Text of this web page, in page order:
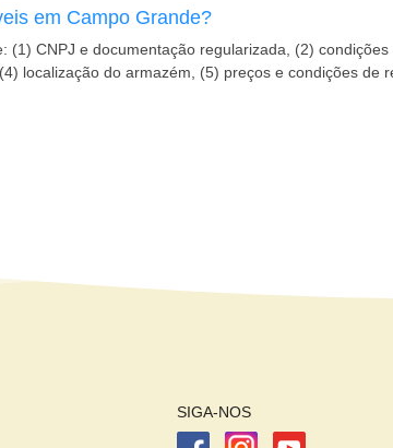
em Campo Grande?
CNPJ e documentação regularizada, (2)
localização do armazém, (5) preços e condições de
SIGA-NOS